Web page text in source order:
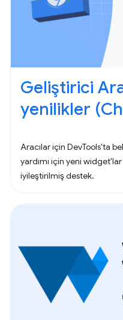
Geliştirici
yenilikler
Aracılar için DevTools'ta
yardımı için yeni widget'lar
iyileştirilmiş destek.